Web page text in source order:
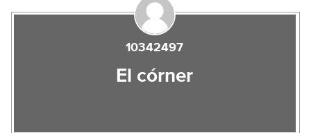
10342497
El córner